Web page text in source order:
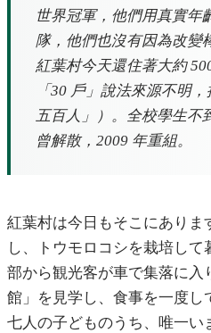
世界冠軍，他們用真實年
隊，他們也沒有因為改變
紅葉村今天還住著大約
「30 戶」說法來源不明
五百人」）。全校學生不
曾解散，2009 年重組。
紅葉村は今日もそこにありま
し、トウモロコシを栽培し
部から観光客が車で集落に入
館」を見学し、食事を一度し
七人の子どものうち、唯一い